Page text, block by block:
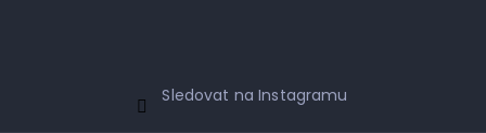
Sledovat na Instagramu